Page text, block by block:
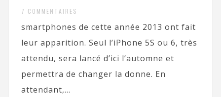
7 COMMENTAIRES
smartphones de cette année 2013 ont fait
leur apparition. Seul l’iPhone 5S ou 6, très
attendu, sera lancé d’ici l’automne et
permettra de changer la donne. En
attendant,...